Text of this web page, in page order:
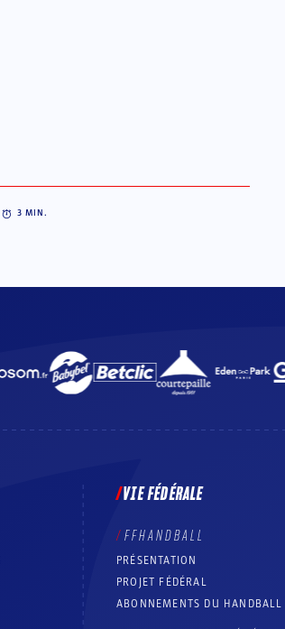
3 MIN.
VIE FÉDÉRALE
FFHANDBALL
PRÉSENTATION
PROJET FÉDÉRAL
ABONNEMENTS DU HANDBALL